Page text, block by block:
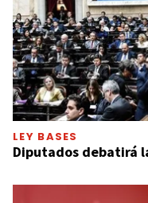
LEY BASES
Diputados debatirá